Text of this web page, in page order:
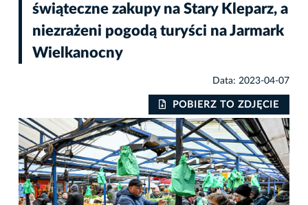
świąteczne zakupy na Stary Kleparz, a
niezrażeni pogodą turyści na Jarmark
Wielkanocny
Data: 2023-04-07
POBIERZ TO ZDJĘCIE